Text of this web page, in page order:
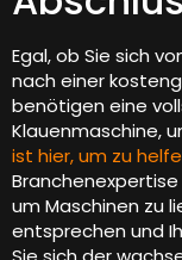
Egal, ob Sie sich
nach einer
benötigen eine
Klauenmaschine,
ist hier, um zu
um Maschinen zu
entsprechen und